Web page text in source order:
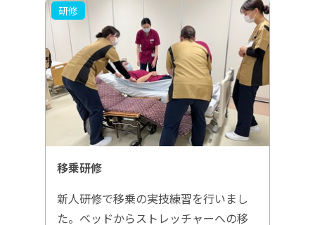
研修
移乗研修
新人研修で移乗の実技練習を行いまし
た。ベッドからストレッチャーへの移